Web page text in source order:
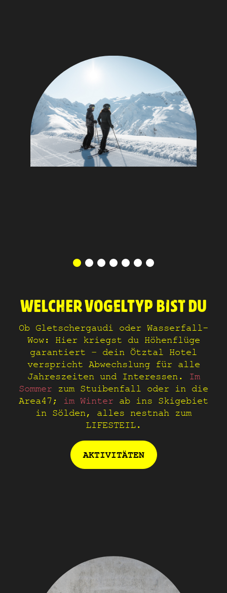
WELCHER VOGELTYP BIST DU
Ob Gletschergaudi oder Wasserfall-
Wow: Hier kriegst du Höhenflüge
garantiert – dein Ötztal Hotel
verspricht Abwechslung für alle
Jahreszeiten und Interessen. Im
Sommer zum Stuibenfall oder in die
Area47; im Winter ab ins Skigebiet
in Sölden, alles nestnah zum
LIFESTEIL.
AKTIVITÄTEN